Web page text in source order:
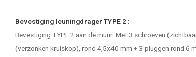
Bevestiging leuningdrager TYPE 2 :
Bevestiging TYPE 2 aan de muur: Met 3 schroeven
(verzonken kruiskop), rond 4,5x40 mm + 3 pluggen rond 6